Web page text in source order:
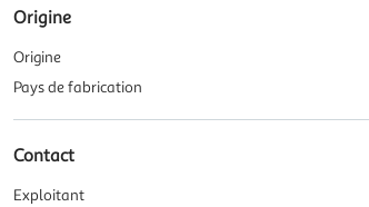
Origine
Origine
Pays de fabrication
Contact
Exploitant